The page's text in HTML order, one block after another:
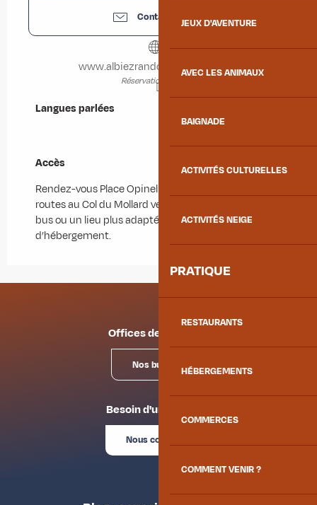
JEUX D'AVENTURE
AVEC LES ANIMAUX
BAIGNADE
ACTIVITÉS CULTURELLES
ACTIVITÉS NEIGE
PRATIQUE
RESTAURANTS
HÉBERGEMENTS
COMMERCES
COMMENT VENIR ?
Contactez-nous
www.albiezrandopatrimoine.com
Réservation en ligne
Langues parlées
Langues parlées
Accès
Accès
Rendez-vous Place Opinel ou au croisement des
routes au Col du Mollard vers l'arrêt de la navette et
bus ou un lieu plus adapté selon votre lieu
d’hébergement.
Offices de tourisme
Nos bureaux
Besoin d'un conseil ?
Nous contacter